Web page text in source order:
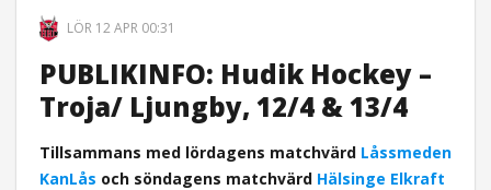
LÖR 12 APR 00:31
PUBLIKINFO: Hudik Hockey –
Troja/ Ljungby, 12/4 & 13/4
Tillsammans med lördagens matchvärd Låssmeden
KanLås och söndagens matchvärd Hälsinge Elkraft